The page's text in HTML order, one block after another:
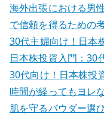
海外出張における男
で信頼を得るための
30代主婦向け！日本
日本株投資入門：30
30代向け！日本株投
時間が経ってもヨレ
肌を守るパウダー選